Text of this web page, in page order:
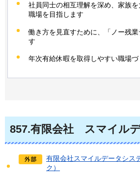
社員同士の相互理解を深め、家族
職場を目指します
働き方を見直すために、「ノー残業
す
年次有給休暇を取得しやすい職場
857.有限会社 スマイル
有限会社スマイルデータシス
ク）